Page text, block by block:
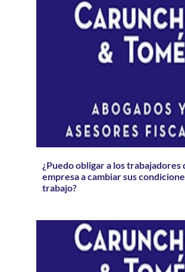
¿Puedo obligar a los trabajadores
empresa a cambiar sus
trabajo?